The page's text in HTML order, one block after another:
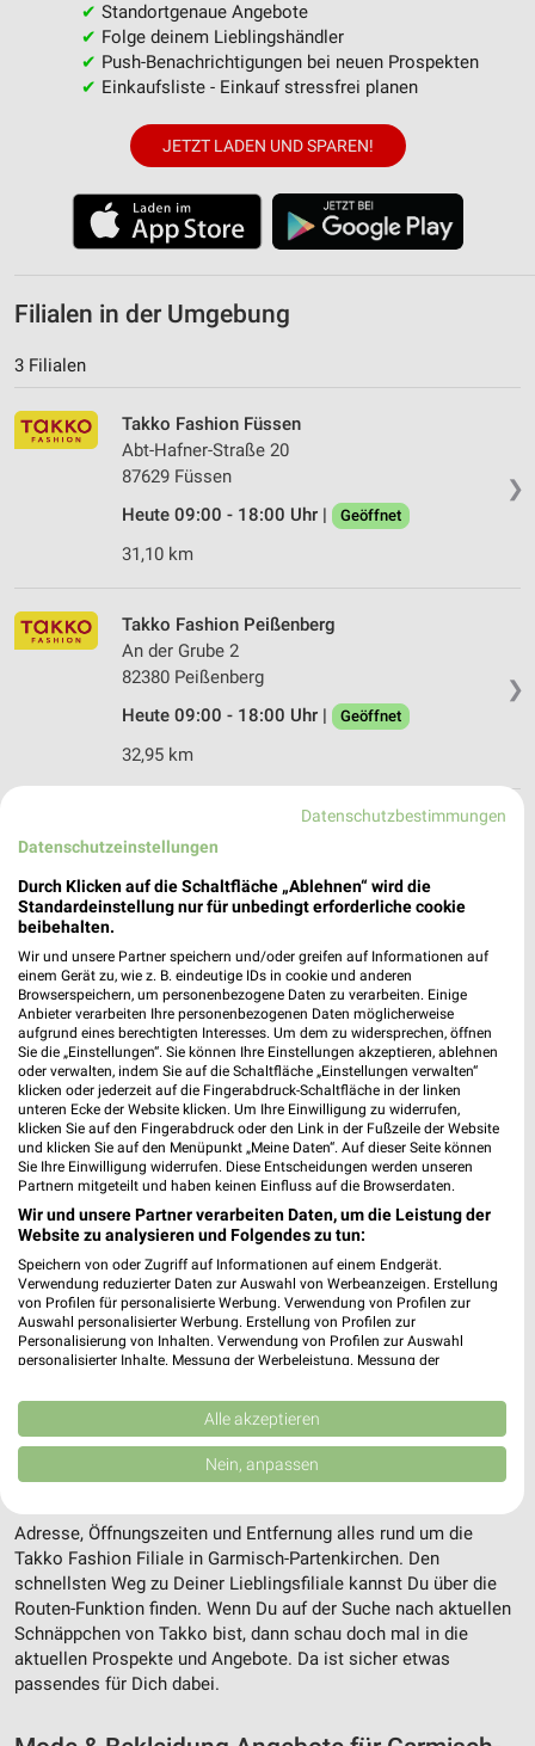
✔ Standortgenaue Angebote
✔ Folge deinem Lieblingshändler
✔ Push-Benachrichtigungen bei neuen Prospekten
✔ Einkaufsliste - Einkauf stressfrei planen
JETZT LADEN UND SPAREN!
Filialen in der Umgebung
3 Filialen
❯
Takko Fashion Füssen
Abt-Hafner-Straße 20
87629 Füssen
Heute 09:00 - 18:00 Uhr |
Geöffnet
31,10 km
❯
Takko Fashion Peißenberg
An der Grube 2
82380 Peißenberg
Heute 09:00 - 18:00 Uhr |
Geöffnet
32,95 km
Takko Fashion Schongau
Bernbeurener Straße 5
86956 Schongau
Heute 09:00 - 18:00 Uhr | Geöffnet
38,42 km
Adresse, Öffnungszeiten und Entfernung für
die Takko Fashion Filiale in Garmisch-
Partenkirchen
Adresse, Öffnungszeiten und Entfernung alles rund um die
Takko Fashion Filiale in Garmisch-Partenkirchen. Den
schnellsten Weg zu Deiner Lieblingsfiliale kannst Du über die
Routen-Funktion finden. Wenn Du auf der Suche nach aktuellen
Schnäppchen von Takko bist, dann schau doch mal in die
aktuellen Prospekte und Angebote. Da ist sicher etwas
passendes für Dich dabei.
Datenschutzbestimmungen
Datenschutzeinstellungen
Durch Klicken auf die Schaltfläche „Ablehnen“ wird die
Standardeinstellung nur für unbedingt erforderliche cookie
beibehalten.
Wir und unsere Partner speichern und/oder greifen auf Informationen auf
einem Gerät zu, wie z. B. eindeutige IDs in cookie und anderen
Browserspeichern, um personenbezogene Daten zu verarbeiten. Einige
Anbieter verarbeiten Ihre personenbezogenen Daten möglicherweise
aufgrund eines berechtigten Interesses. Um dem zu widersprechen, öffnen
Sie die „Einstellungen“. Sie können Ihre Einstellungen akzeptieren, ablehnen
oder verwalten, indem Sie auf die Schaltfläche „Einstellungen verwalten“
klicken oder jederzeit auf die Fingerabdruck-Schaltfläche in der linken
unteren Ecke der Website klicken. Um Ihre Einwilligung zu widerrufen,
klicken Sie auf den Fingerabdruck oder den Link in der Fußzeile der Website
und klicken Sie auf den Menüpunkt „Meine Daten“. Auf dieser Seite können
Sie Ihre Einwilligung widerrufen. Diese Entscheidungen werden unseren
Partnern mitgeteilt und haben keinen Einfluss auf die Browserdaten.
Wir und unsere Partner verarbeiten Daten, um die Leistung der
Website zu analysieren und Folgendes zu tun:
Speichern von oder Zugriff auf Informationen auf einem Endgerät.
Verwendung reduzierter Daten zur Auswahl von Werbeanzeigen. Erstellung
von Profilen für personalisierte Werbung. Verwendung von Profilen zur
Auswahl personalisierter Werbung. Erstellung von Profilen zur
Personalisierung von Inhalten. Verwendung von Profilen zur Auswahl
personalisierter Inhalte. Messung der Werbeleistung. Messung der
Kombinationen von Daten aus verschiedenen Quellen. Entwicklung und
Verbesserung der Angebote. Verwendung reduzierter Daten zur Auswahl
von Inhalten.
Daten können außerhalb der Europäischen Union weitergegeben und in die
USA gesendet werden.
Website/App.
Partnerliste anzeigen (1 IAB-Anbieter)
Wir nutzen Ihre Daten für folgende Zwecke:
IAB-Verarbeitungszwecke:
Speichern von oder Zugriff auf Informationen
auf einem Endgerät
Werbeanzeigen
Alle akzeptieren
Nein, anpassen